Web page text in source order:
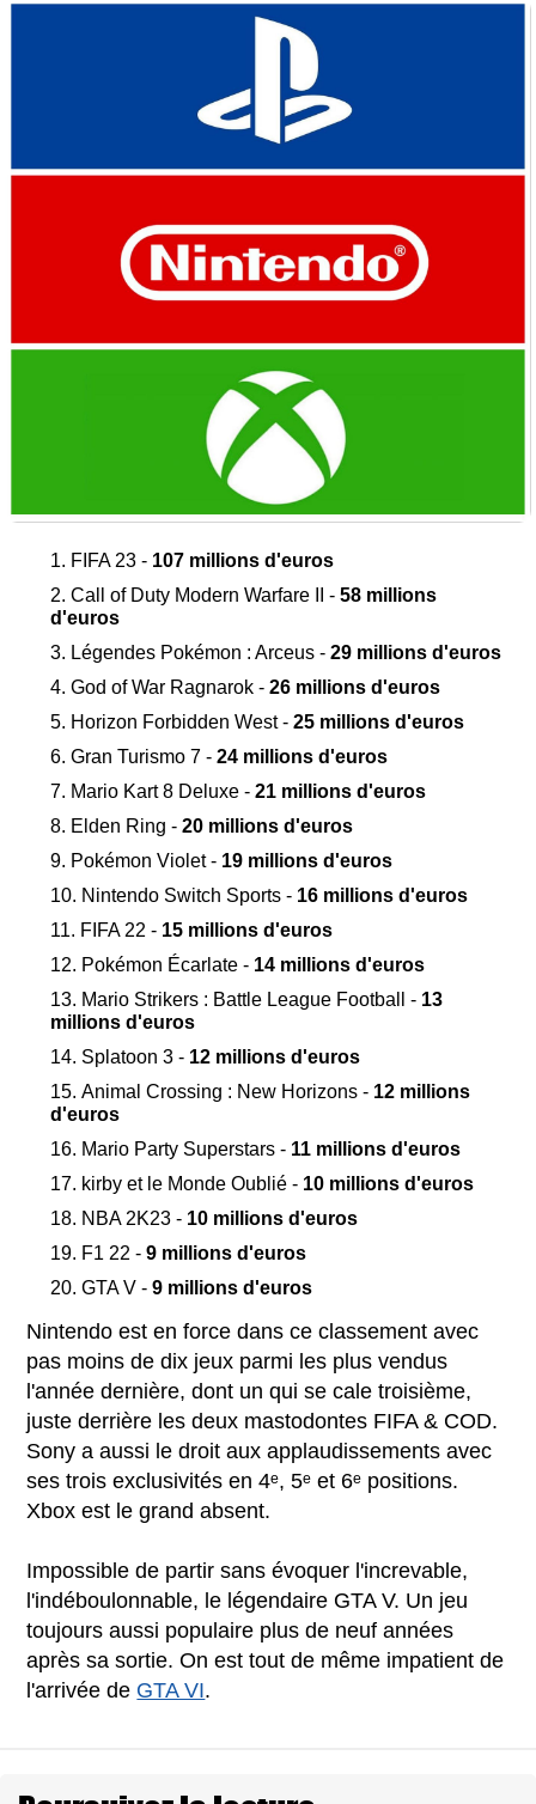
FIFA 23 - 107 millions d'euros
Call of Duty Modern Warfare II -58 millions
d'euros
Légendes Pokémon : Arceus -29 millions d'euros
God of War Ragnarok -26 millions d'euros
Horizon Forbidden West -25 millions d'euros
Gran Turismo 7 -24 millions d'euros
Mario Kart 8 Deluxe -21 millions d'euros
Elden Ring -20 millions d'euros
Pokémon Violet - 19 millions d'euros
Nintendo Switch Sports - 16 millions d'euros
FIFA 22 - 15 millions d'euros
Pokémon Écarlate - 14 millions d'euros
Mario Strikers : Battle League Football - 13
millions d'euros
Splatoon 3 - 12 millions d'euros
Animal Crossing : New Horizons - 12 millions
d'euros
Mario Party Superstars - 11 millions d'euros
kirby et le Monde Oublié - 10 millions d'euros
NBA 2K23 - 10 millions d'euros
F1 22 -9 millions d'euros
GTA V -9 millions d'euros
Nintendo est en force dans ce classement avec
pas moins de dix jeux parmi les plus vendus
l'année dernière, dont un qui se cale troisième,
juste derrière les deux mastodontes FIFA & COD.
Sony a aussi le droit aux applaudissements avec
ses trois exclusivités en 4ᵉ, 5ᵉ et 6ᵉ positions.
Xbox est le grand absent.
Impossible de partir sans évoquer l'increvable,
l'indéboulonnable, le légendaire GTA V. Un jeu
toujours aussi populaire plus de neuf années
après sa sortie. On est tout de même impatient de
l'arrivée de GTA VI.